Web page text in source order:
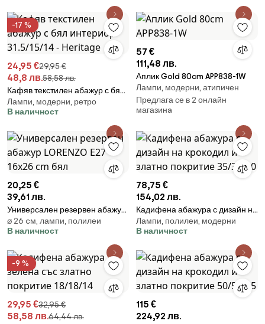
-17 %
24,95 €29,95 €
48,8 лв.58,58 лв.
Кафяв текстилен абажур с бял
интериор 31.5/15/14 - Heritage
Лампи, модерни, ретро
В наличност
57 €
111,48 лв.
Аплик Gold 80cm APP838-1W
Лампи, модерни, атипичен
Предлага се в 2 онлайн
магазинa
20,25 €
39,61 лв.
Универсален резервен абажур
LORENZO E27 16x26 cm бял
⌀ 26 cм, лампи, полилеи
В наличност
78,75 €
154,02 лв.
Кадифена абажура с дизайн на
крокодил и златно покритие
35/35/20
Лампи, полилеи, модерни
В наличност
-9 %
29,95 €32,95 €
58,58 лв.64,44 лв.
115 €
224,92 лв.